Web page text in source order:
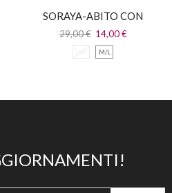
SORAYA-ABITO CON
STRASS
29,00€ 14,00€
S/M M/L